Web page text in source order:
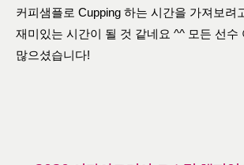
커피샘플로 Cupping 하는 시간을 가져보려
재미있는 시간이 될 것 같네요 ^^ 모든 선수
많으셨습니다!